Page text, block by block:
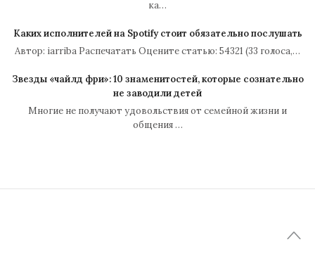
ка…
Каких исполнителей на Spotify стоит обязательно послушать
Автор: iarriba Распечатать Оцените статью: 54321 (33 голоса,…
Звезды «чайлд фри»: 10 знаменитостей, которые сознательно
не заводили детей
Многие не получают удовольствия от семейной жизни и
общения …